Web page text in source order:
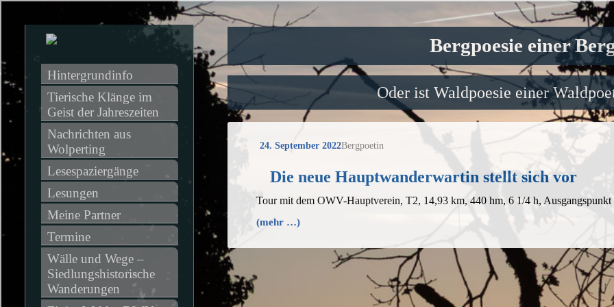
Bergpoesie einer
Oder ist Waldpoesie einer
24. September 2022Bergpoetin
Die neue Hauptwanderwartin stellt sich vor
Tour mit dem OWV-Hauptverein, T2, 14,93 km, 440 hm, 6 1/4 h,
(mehr …)
Hintergrundinfo
Tierische Klänge im
Geist der Jahreszeiten
Nachrichten aus
Wolperting
Lesespaziergänge
Lesungen
Meine Partner
Termine
Wälle und Wege –
Siedlungshistorische
Wanderungen